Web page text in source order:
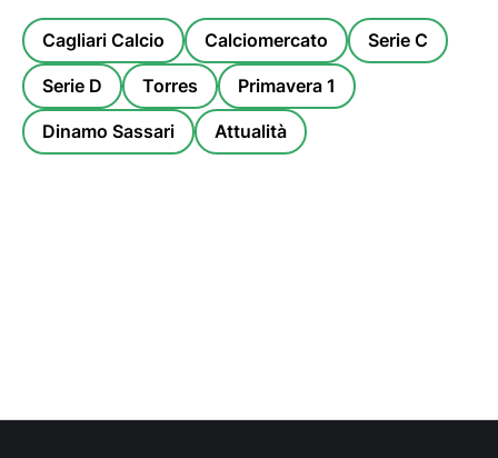
Cagliari Calcio Calciomercato Serie C
Serie D Torres Primavera 1
Dinamo Sassari Attualità